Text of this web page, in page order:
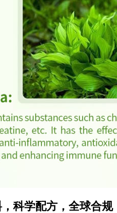
科学配方，全球合规